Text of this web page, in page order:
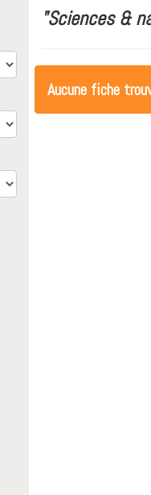
"Sciences &
Aucune fiche